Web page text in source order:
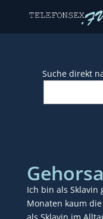
Suche direkt
Ich bin als Sklavin
Monaten kaum